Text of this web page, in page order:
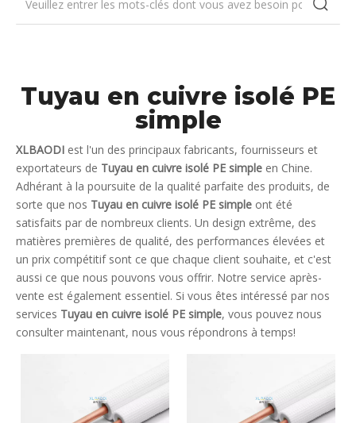
Tuyau en cuivre isolé PE
simple
XLBAODI est l'un des principaux fabricants, fournisseurs et
exportateurs de Tuyau en cuivre isolé PE simple en Chine.
Adhérant à la poursuite de la qualité parfaite des produits, de
sorte que nos Tuyau en cuivre isolé PE simple ont été
satisfaits par de nombreux clients. Un design extrême, des
matières premières de qualité, des performances élevées et
un prix compétitif sont ce que chaque client souhaite, et c'est
aussi ce que nous pouvons vous offrir. Notre service après-
vente est également essentiel. Si vous êtes intéressé par nos
services Tuyau en cuivre isolé PE simple, vous pouvez nous
consulter maintenant, nous vous répondrons à temps!